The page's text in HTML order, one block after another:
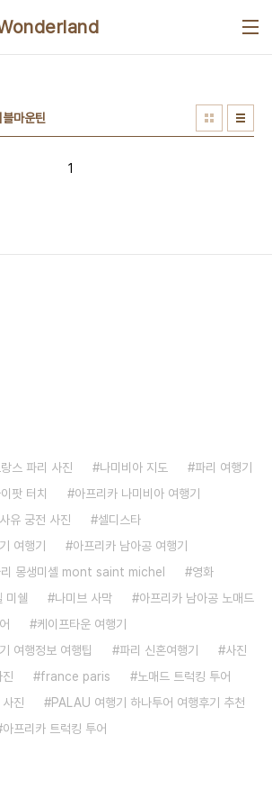
마운틴
1
랑스 파리 사진 나미비아 지도
파리 여행기
팟 터치
아프리카 나미비아 여행기
유 궁전 사진
셀디스타
여행기
아프리카 남아공 여행기
리 몽생미셸 mont saint michel
영화
미쉘
나미브 사막
아프리카 남아공 노매드
케이프타운 여행기
여행정보 여행팁
파리 신혼여행기
사진
france paris
노매드 트럭킹 투어
진
PALAU 여행기 하나투어 여행후기 추천
아프리카 트럭킹 투어